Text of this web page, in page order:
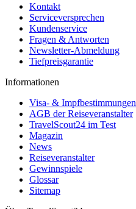
Kontakt
Serviceversprechen
Kundenservice
Fragen & Antworten
Newsletter-Abmeldung
Tiefpreisgarantie
Informationen
Visa- & Impfbestimmungen
AGB der Reiseveranstalter
TravelScout24 im Test
Magazin
News
Reiseveranstalter
Gewinnspiele
Glossar
Sitemap